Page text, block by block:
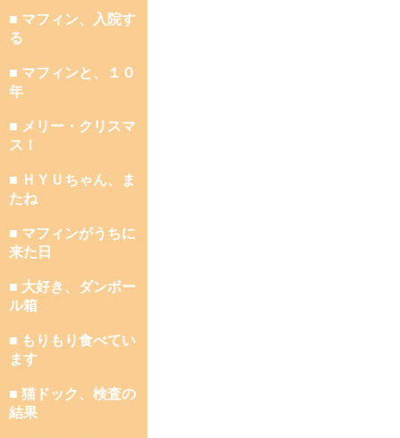
■ マフィン、入院す
る
■ マフィンと、１０
年
■ メリー・クリスマ
ス！
■ ＨＹＵちゃん、ま
たね
■ マフィンがうちに
来た日
■ 大好き、ダンボー
ル箱
■ もりもり食べてい
ます
■ 猫ドック、検査の
結果